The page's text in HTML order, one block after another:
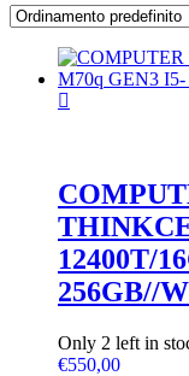
12400T/
256GB//
Only 2 left in
€550,00